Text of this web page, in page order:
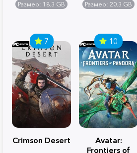
Размер: 18.3 GB Размер: 20.3 GB
7
Crimson Desert
10
Avatar:
Frontiers of